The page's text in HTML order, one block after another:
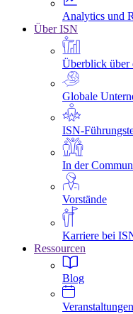
Analytics und
Über ISN
Überblick über
Globale
ISN-
In der
Vorstände
Karriere bei
Ressourcen
Blog
Veranstaltungen